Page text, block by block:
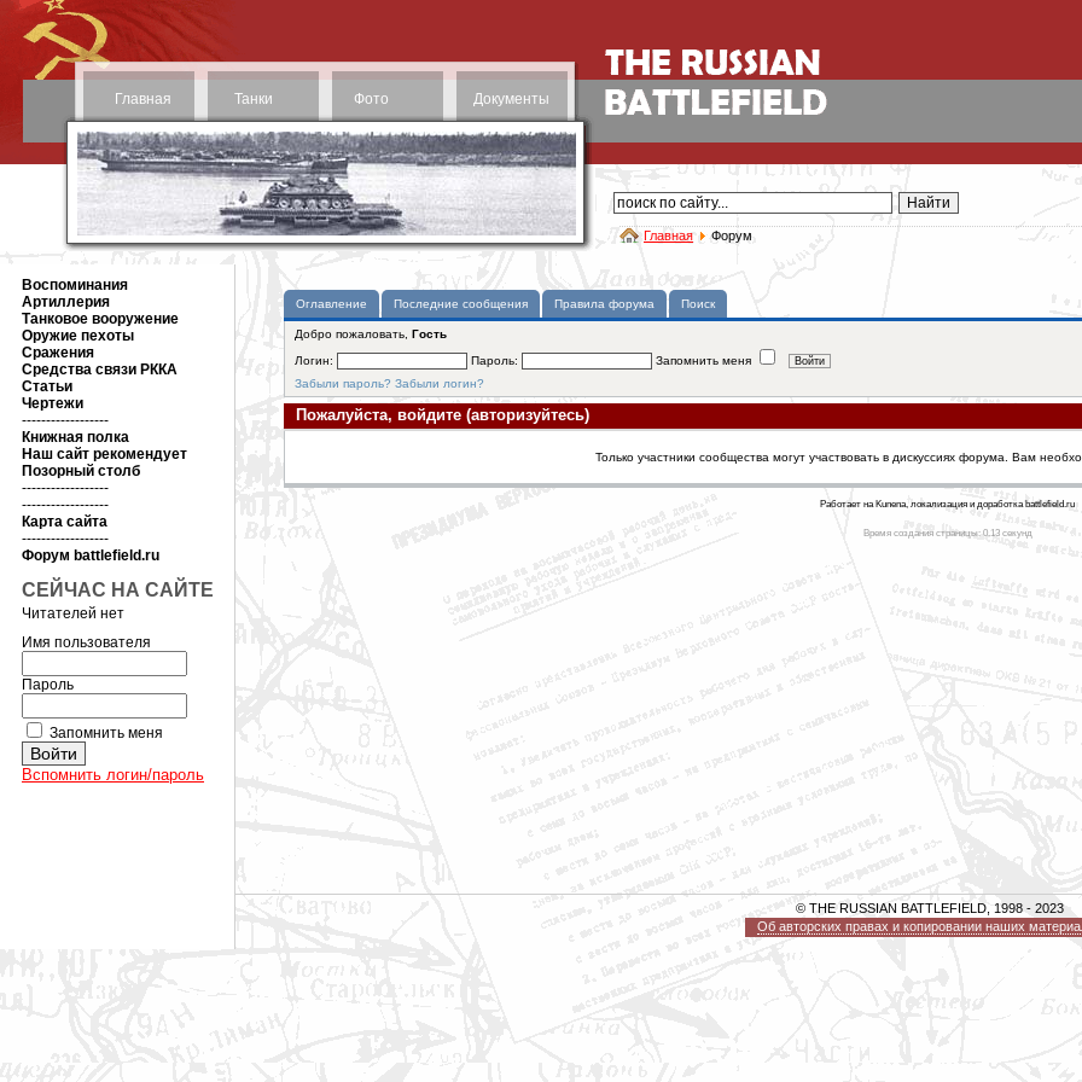
Главная Танки Фото Документы
Главная Форум
Воспоминания
Артиллерия
Танковое вооружение
Оружие пехоты
Сражения
Средства связи РККА
Статьи
Чертежи
------------------
Книжная полка
Наш сайт рекомендует
Позорный столб
------------------
------------------
Карта сайта
------------------
Форум battlefield.ru
СЕЙЧАС НА САЙТЕ
Читателей нет
Имя пользователя
Пароль
Запомнить меня
Вспомнить логин/пароль
Оглавление Последние сообщения Правила форума Поиск
Добро пожаловать, Гость
Логин:
Пароль:
Запомнить меня
Забыли пароль? Забыли логин?
Пожалуйста, войдите (авторизуйтесь)
Только участники сообщества могут участвовать в дискуссиях форума. Вам
Работает на Kunena, локализация и доработка battlefield.ru
Время создания страницы: 0.13 секунд
© THE RUSSIAN BATTLEFIELD, 1998 - 2023
Об авторских правах и копировании наших